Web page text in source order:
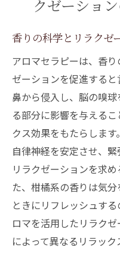
クゼーショ
香りの科学とリラクゼ
アロマセラピーは、香
ゼーションを促進する
鼻から侵入し、脳の嗅
る部分に影響を与える
クス効果をもたらしま
自律神経を安定させ、緊
リラクゼーションを求
た、柑橘系の香りは気
ときにリフレッシュす
ロマを活用したリラク
によって異なるリラック